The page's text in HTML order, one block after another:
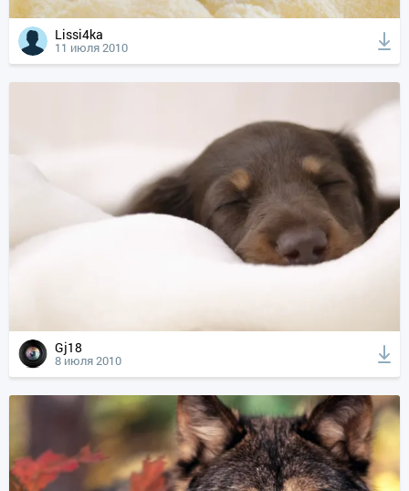
Lissi4ka
11 июля 2010
Gj18
8 июля 2010